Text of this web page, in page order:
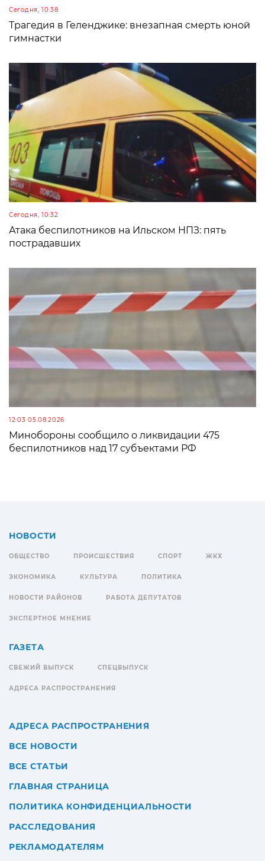
Сегодня, 10:38
Трагедия в Геленджике: внезапная смерть юной
гимнастки
Сегодня, 10:32
Атака беспилотников на Ильском НПЗ: пять
пострадавших
12:03 05.08.2026
Минобороны сообщило о ликвидации 475
беспилотников над 17 субъектами РФ
НОВОСТИ
ОБЩЕСТВО ПРОИСШЕСТВИЯ СПОРТ ЖКХ
ЭКОНОМИКА КУЛЬТУРА ПОЛИТИКА
НОВОСТИ РАЙОНОВ РАБОТА ДЕПУТАТОВ
ЭКСПЕРТНОЕ МНЕНИЕ
ГАЗЕТА
СВЕЖИЙ ВЫПУСК СПЕЦВЫПУСК
АДРЕСА РАСПРОСТРАНЕНИЯ
АДРЕСА РАСПРОСТРАНЕНИЯ
ВСЕ НОВОСТИ
ВСЕ СТАТЬИ
ГЛАВНАЯ СТРАНИЦА
ПОЛИТИКА КОНФИДЕНЦИАЛЬНОСТИ
РАССЛЕДОВАНИЯ
РЕКЛАМОДАТЕЛЯМ